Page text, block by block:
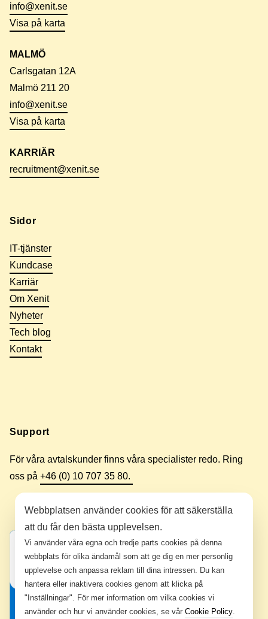
info@xenit.se
Visa på karta
MALMÖ
Carlsgatan 12A
Malmö 211 20
info@xenit.se
Visa på karta
KARRIÄR
recruitment@xenit.se
Sidor
IT-tjänster
Kundcase
Karriär
Om Xenit
Nyheter
Tech blog
Kontakt
Support
För våra avtalskunder finns våra specialister redo. Ring
oss på +46 (0) 10 707 35 80.
Webbplatsen använder cookies för att säkerställa
att du får den bästa upplevelsen.
Vi använder våra egna och tredje parts cookies på denna
webbplats för olika ändamål som att ge dig en mer personlig
upplevelse och anpassa reklam till dina intressen. Du kan
hantera eller inaktivera cookies genom att klicka på
"Inställningar". För mer information om vilka cookies vi
använder och hur vi använder cookies, se vår Cookie Policy.